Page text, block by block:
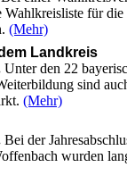
für die
(Mehr)
Landkreis
Unter den 22
sind
(Mehr)
Bei der
wurden